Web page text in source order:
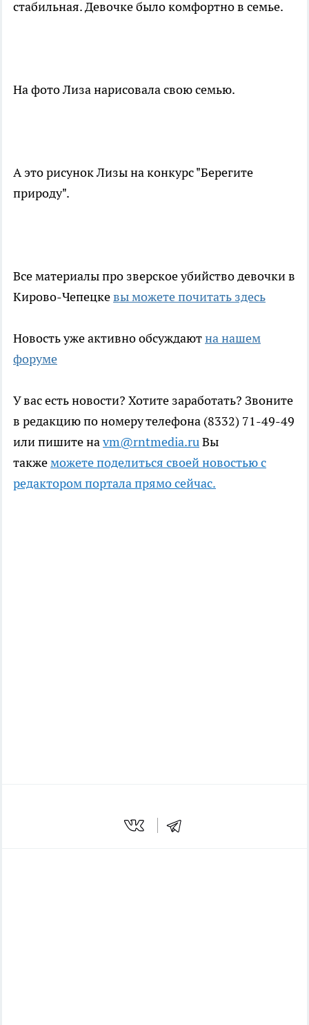
стабильная. Девочке было комфортно в семье.
На фото Лиза нарисовала свою семью.
А это рисунок Лизы на конкурс "Берегите
природу".
Все материалы про зверское убийство девочки в
Кирово-Чепецкевы можете почитать здесь
Новость уже активно обсуждаютна нашем
форуме
У вас есть новости? Хотите заработать? Звоните
в редакцию по номеру телефона (8332) 71-49-49
или пишите наvm@rntmedia.ruВы
такжеможете поделиться своей новостью с
редактором портала прямо сейчас.